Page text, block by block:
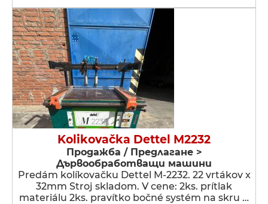
Kolikovačka Dettel M2232
Продажба / Предлагане >
Дървообработващи машини
Predám kolíkovačku Dettel M-2232. 22 vrtákov x
32mm Stroj skladom. V cene: 2ks. prítlak
materiálu 2ks. pravítko bočné systém na skru …